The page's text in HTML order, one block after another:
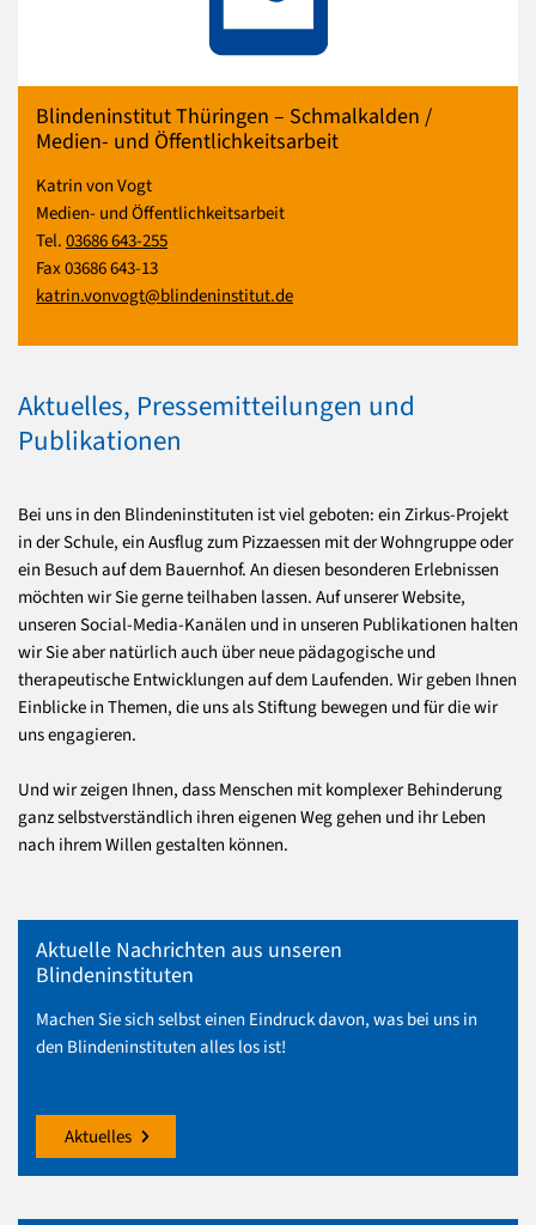
Blindeninstitut Thüringen – Schmalkalden /
Medien- und Öffentlichkeitsarbeit
Katrin von Vogt
Medien- und Öffentlichkeitsarbeit
Tel.03686 643-255
Fax 03686 643-13
katrin.vonvogt@blindeninstitut.de
Aktuelles, Pressemitteilungen und
Publikationen
Bei uns in den Blindeninstituten ist viel geboten: ein Zirkus-Projekt
in der Schule, ein Ausflug zum Pizzaessen mit der Wohngruppe oder
ein Besuch auf dem Bauernhof. An diesen besonderen Erlebnissen
möchten wir Sie gerne teilhaben lassen. Auf unserer Website,
unseren Social-Media-Kanälen und in unseren Publikationen halten
wir Sie aber natürlich auch über neue pädagogische und
therapeutische Entwicklungen auf dem Laufenden. Wir geben Ihnen
Einblicke in Themen, die uns als Stiftung bewegen und für die wir
uns engagieren.
Und wir zeigen Ihnen, dass Menschen mit komplexer Behinderung
ganz selbstverständlich ihren eigenen Weg gehen und ihr Leben
nach ihrem Willen gestalten können.
Aktuelle Nachrichten aus unseren
Blindeninstituten
Machen Sie sich selbst einen Eindruck davon, was bei uns in
den Blindeninstituten alles los ist!
Aktuelles